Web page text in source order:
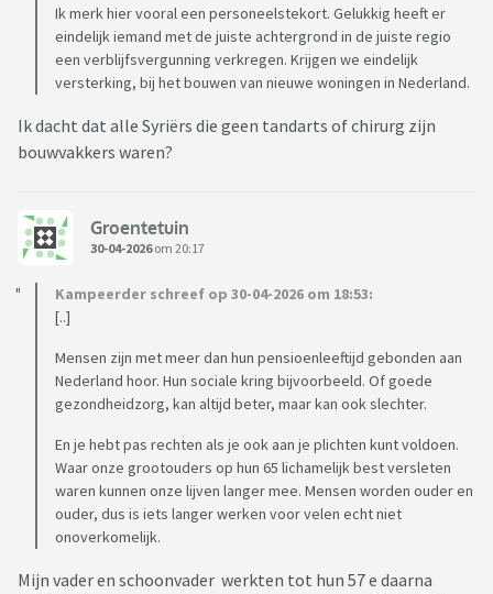
Ik merk hier vooral een personeelstekort. Gelukkig heeft er
eindelijk iemand met de juiste achtergrond in de juiste regio
een verblijfsvergunning verkregen. Krijgen we eindelijk
versterking, bij het bouwen van nieuwe woningen in Nederland.
Ik dacht dat alle Syriërs die geen tandarts of chirurg zijn
bouwvakkers waren?
Groentetuin
30-04-2026om 20:17
Kampeerder schreef op 30-04-2026 om 18:53:
[..]
Mensen zijn met meer dan hun pensioenleeftijd gebonden aan
Nederland hoor. Hun sociale kring bijvoorbeeld. Of goede
gezondheidzorg, kan altijd beter, maar kan ook slechter.
En je hebt pas rechten als je ook aan je plichten kunt voldoen.
Waar onze grootouders op hun 65 lichamelijk best versleten
waren kunnen onze lijven langer mee. Mensen worden ouder en
ouder, dus is iets langer werken voor velen echt niet
onoverkomelijk.
Mijn vader en schoonvader werkten tot hun 57 e daarna